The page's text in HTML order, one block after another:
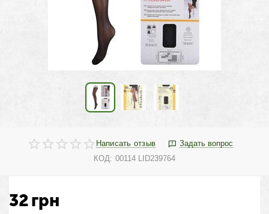
Написать отзыв
Задать вопрос
КОД: 00114 LID239764
32грн